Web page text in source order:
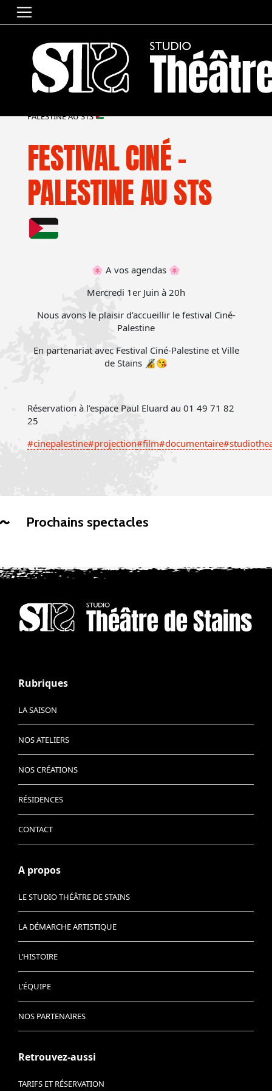
PALESTINE AU STS
FESTIVAL CINÉ –
PALESTINE AU STS
🌸 A vos agendas 🌸
Mercredi 1er Juin à 20h
Nous avons le plaisir d’accueillir le festival Ciné-
Palestine
En partenariat avec Festival Ciné-Palestine et Ville
de Stains 🔏😘
Réservation à l’espace Paul Eluard au 01 49 71 82
25
#cinepalestine#projection#film#documentaire
Prochains spectacles
Rubriques
LA SAISON
NOS ATELIERS
NOS CRÉATIONS
RÉSIDENCES
CONTACT
A propos
LE STUDIO THÉÂTRE DE STAINS
LA DÉMARCHE ARTISTIQUE
L’HISTOIRE
L’ÉQUIPE
NOS PARTENAIRES
Retrouvez-aussi
TARIFS ET RÉSERVATION